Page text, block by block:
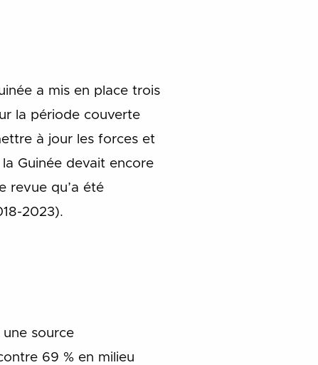
a mis en place trois
la période couverte
à jour les forces et
Guinée devait encore
revue qu’a été
2023).
source
69 % en milieu